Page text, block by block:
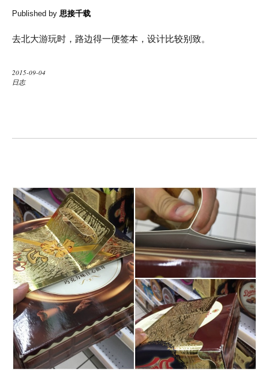
Published by 思接千载
去北大游玩时，路边得一便签本，设计比较别致。
2015-09-04
日志